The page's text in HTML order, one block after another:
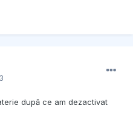
după ce am dezactivat